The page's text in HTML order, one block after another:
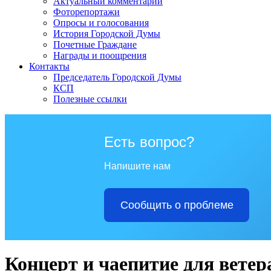
Фоторепортажи
Опросы и голосования
История Городской Думы
Почетные Граждане
Награды и поощрения
Контакты
Председатель Городской Думы
КСП
Полезные ссылки
Есть вопрос?
Напишите нам
Сообщить о проблеме
Концерт и чаепитие для